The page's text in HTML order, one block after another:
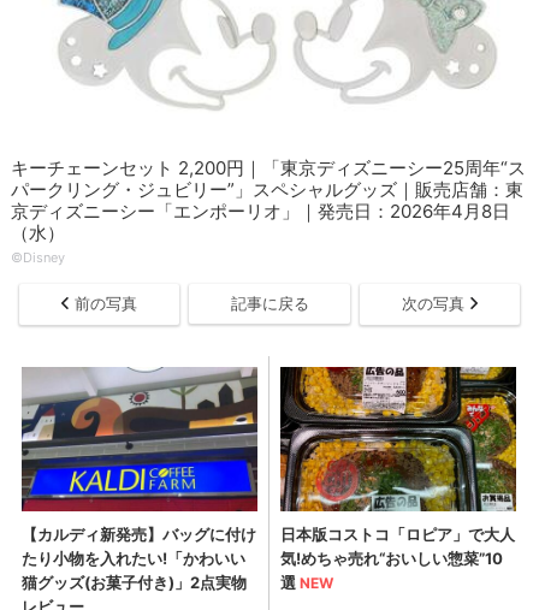
キーチェーンセット 2,200円｜「東京ディズニーシー25周年“ス
パークリング・ジュビリー”」スペシャルグッズ｜販売店舗：東
京ディズニーシー「エンポーリオ」｜発売日：2026年4月8日
（水）
©Disney
前の写真 記事に戻る 次の写真